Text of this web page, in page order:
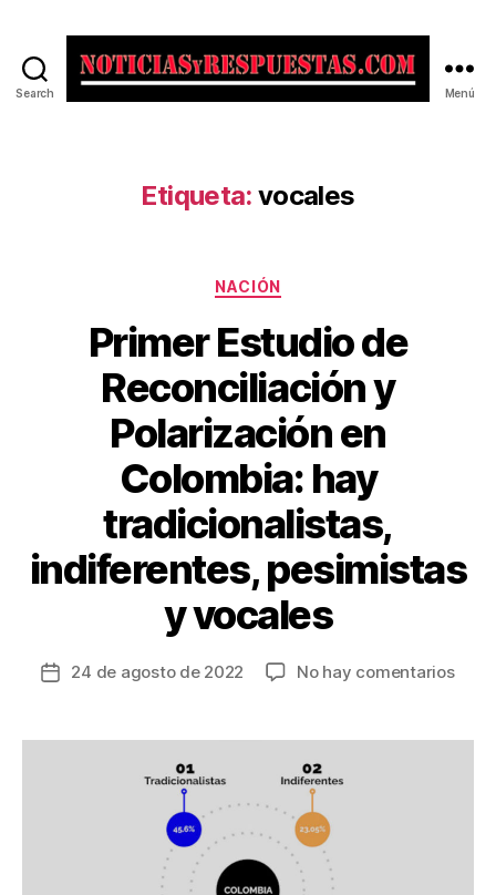
Search Menú
Etiqueta: vocales
Categorías
NACIÓN
Primer Estudio de
Reconciliación y
Polarización en
Colombia: hay
tradicionalistas,
indiferentes, pesimistas
y vocales
Fecha
entrada
24 de agosto de 2022 No hay comentariosen
de